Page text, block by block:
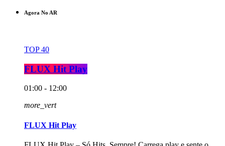
Agora No AR
TOP 40
FLUX Hit Play
01:00 - 12:00
more_vert
FLUX Hit Play